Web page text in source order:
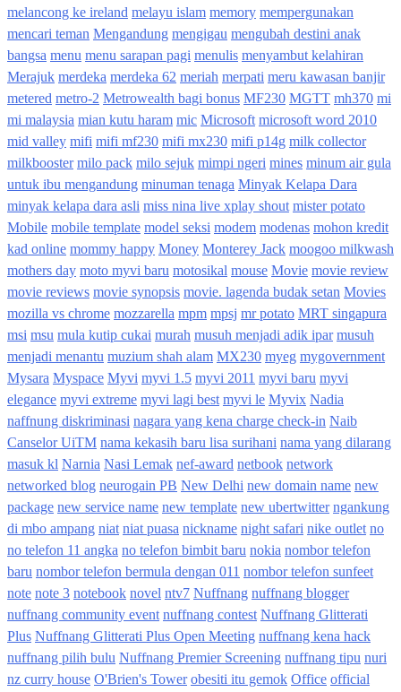
melancong ke ireland melayu islam memory mempergunakan
mencari teman Mengandung mengigau mengubah destini anak
bangsa menu menu sarapan pagi menulis menyambut kelahiran
Merajuk merdeka merdeka 62 meriah merpati meru kawasan banjir
metered metro-2 Metrowealth bagi bonus MF230 MGTT mh370 mi
mi malaysia mian kutu haram mic Microsoft microsoft word 2010
mid valley mifi mifi mf230 mifi mx230 mifi p14g milk collector
milkbooster milo pack milo sejuk mimpi ngeri mines minum air gula
untuk ibu mengandung minuman tenaga Minyak Kelapa Dara
minyak kelapa dara asli miss nina live xplay shout mister potato
Mobile mobile template model seksi modem modenas mohon kredit
kad online mommy happy Money Monterey Jack moogoo milkwash
mothers day moto myvi baru motosikal mouse Movie movie review
movie reviews movie synopsis movie. lagenda budak setan Movies
mozilla vs chrome mozzarella mpm mpsj mr potato MRT singapura
msi msu mula kutip cukai murah musuh menjadi adik ipar musuh
menjadi menantu muzium shah alam MX230 myeg mygovernment
Mysara Myspace Myvi myvi 1.5 myvi 2011 myvi baru myvi
elegance myvi extreme myvi lagi best myvi le Myvix Nadia
naffnung diskriminasi nagara yang kena charge check-in Naib
Canselor UiTM nama kekasih baru lisa surihani nama yang dilarang
masuk kl Narnia Nasi Lemak nef-award netbook network
networked blog neurogain PB New Delhi new domain name new
package new service name new template new ubertwitter ngankung
di mbo ampang niat niat puasa nickname night safari nike outlet no
no telefon 11 angka no telefon bimbit baru nokia nombor telefon
baru nombor telefon bermula dengan 011 nombor telefon sunfeet
note note 3 notebook novel ntv7 Nuffnang nuffnang blogger
nuffnang community event nuffnang contest Nuffnang Glitterati
Plus Nuffnang Glitterati Plus Open Meeting nuffnang kena hack
nuffnang pilih bulu Nuffnang Premier Screening nuffnang tipu nuri
nz curry house O'Brien's Tower obesiti itu gemok Office official